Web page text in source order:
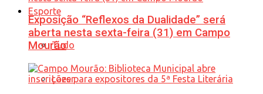
Esporte
Tudo
Lazer
Exposição “Reflexos da Dualidade” será
aberta nesta sexta-feira (31) em Campo
Mourão